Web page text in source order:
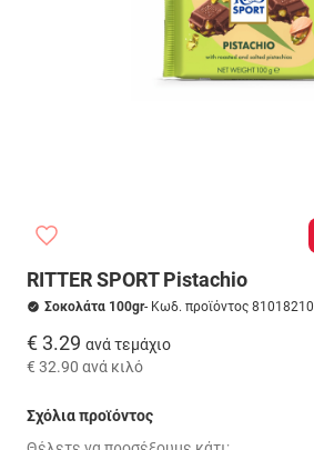
RITTER SPORT Pistachio
Σοκολάτα 100gr- Κωδ. προϊόντος 81018210
€ 3.29 ανά τεμάχιο
€ 32.90 ανά κιλό
Σχόλια προϊόντος